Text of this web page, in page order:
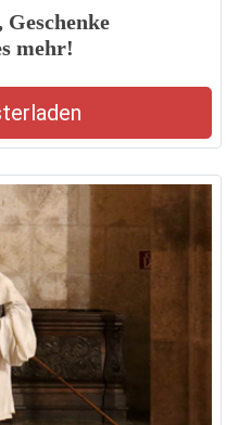
Geschenke
mehr!